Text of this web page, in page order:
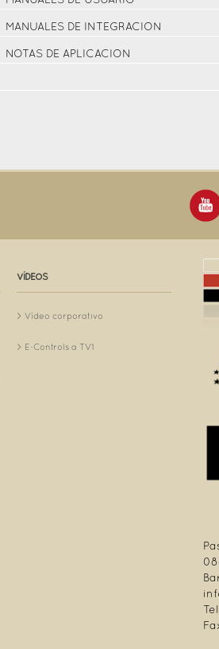
MANUALES DE INTEGRACION
NOTAS DE APLICACION
VÍDEOS
Vídeo corporativo
E-Controls a TV1